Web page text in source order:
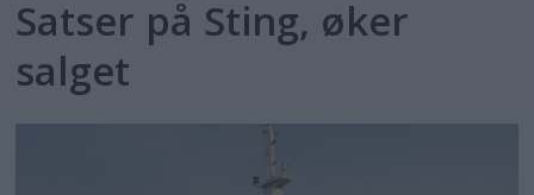
Satser på Sting, øker
salget